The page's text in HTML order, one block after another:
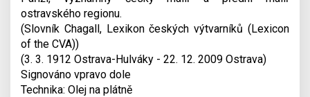
ostravského regionu.
(Slovník Chagall, Lexikon českých výtvarníků (Lexicon
of the CVA))
(3. 3. 1912 Ostrava-Hulváky - 22. 12. 2009 Ostrava)
Signováno vpravo dole
Technika: Olej na plátně